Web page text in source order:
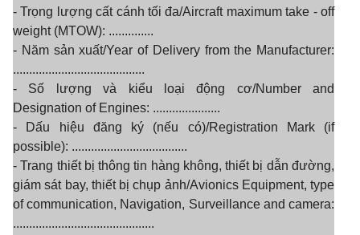
- Trọng lượng cất cánh tối đa/Aircraft maximum take - off
weight (MTOW): ..............
- Năm sản xuất/Year of Delivery from the Manufacturer:
.........................................
- Số lượng và kiểu loại động cơ/Number and
Designation of Engines: .....................
- Dấu hiệu đăng ký (nếu có)/Registration Mark (if
possible): ....................................
- Trang thiết bị thông tin hàng không, thiết bị dẫn đường,
giám sát bay, thiết bị chụp ảnh/Avionics Equipment, type
of communication, Navigation, Surveillance and camera:
............................................